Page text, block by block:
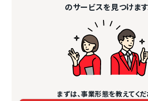
のサービスを見つけます
まずは、事業形態を教えてく